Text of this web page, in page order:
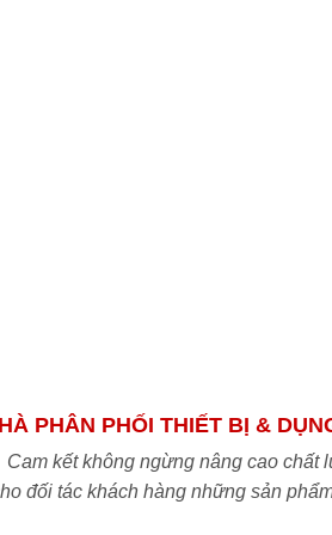
PHÂN PHỐI THIẾT BỊ &
Cam kết không ngừng nâng cao chất
đối tác khách hàng những sản